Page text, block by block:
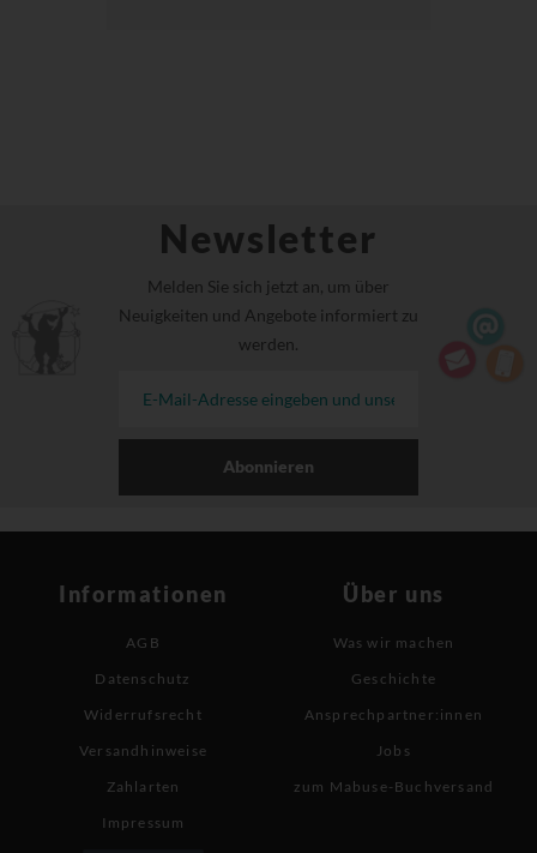
Newsletter
Melden Sie sich jetzt an, um über
Neuigkeiten und Angebote informiert zu
werden.
Abonnieren
Informationen
AGB
Datenschutz
Widerrufsrecht
Versandhinweise
Zahlarten
Impressum
Über uns
Was wir machen
Geschichte
Ansprechpartner:innen
Jobs
zum Mabuse-Buchversand